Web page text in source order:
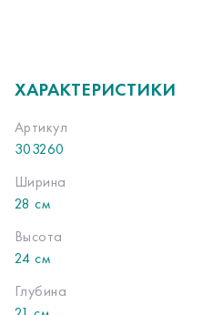
ХАРАКТЕРИСТИКИ
Артикул
303260
Ширина
28 см
Высота
24 см
Глубина